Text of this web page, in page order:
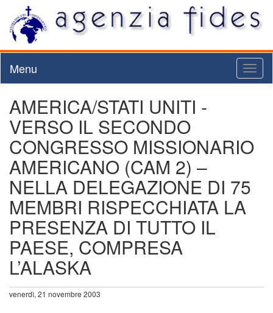
Menu
AMERICA/STATI UNITI -
VERSO IL SECONDO
CONGRESSO MISSIONARIO
AMERICANO (CAM 2) –
NELLA DELEGAZIONE DI 75
MEMBRI RISPECCHIATA LA
PRESENZA DI TUTTO IL
PAESE, COMPRESA
L’ALASKA
venerdì, 21 novembre 2003